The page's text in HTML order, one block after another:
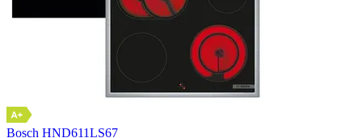
Bosch HND611LS67